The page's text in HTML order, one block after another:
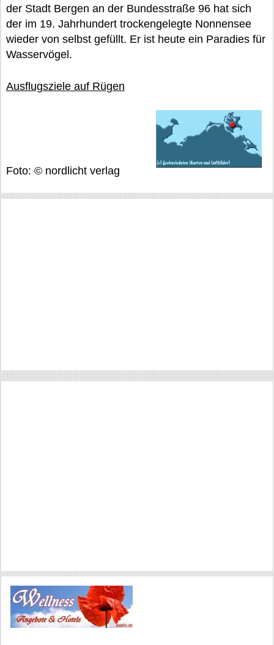
der Stadt Bergen an der Bundesstraße 96 hat sich
der im 19. Jahrhundert trockengelegte Nonnensee
wieder von selbst gefüllt. Er ist heute ein Paradies für
Wasservögel.
Ausflugsziele auf Rügen
Foto: © nordlicht verlag